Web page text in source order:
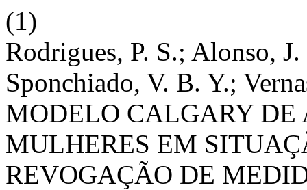
(1)
Rodrigues, P. S.; Alonso,
Sponchiado, V. B. Y.;
MODELO CALGARY
MULHERES EM
REVOGAÇÃO DE